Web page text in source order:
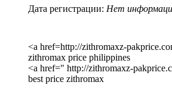
Дата регистрации: Нет
<a href=http://zithromaxz-
zithromax price philippines
<a href=" http://zithromaxz-
best price zithromax